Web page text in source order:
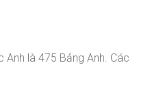
Anh là 475 Bảng Anh. Các